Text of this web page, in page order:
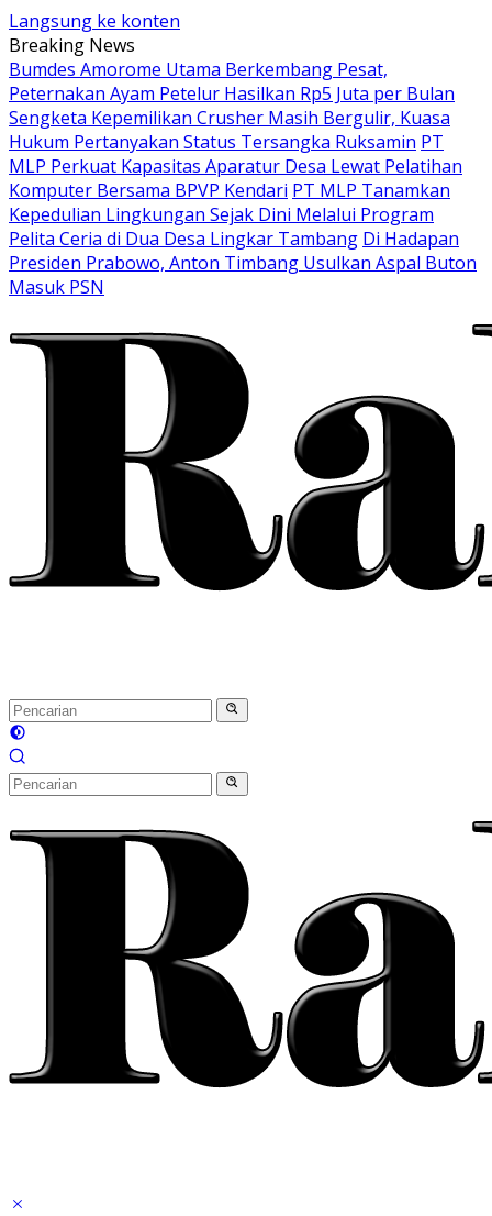
Langsung ke konten
Breaking News
Bumdes Amorome Utama Berkembang Pesat,
Peternakan Ayam Petelur Hasilkan Rp5 Juta per Bulan
Sengketa Kepemilikan Crusher Masih Bergulir, Kuasa
Hukum Pertanyakan Status Tersangka Ruksamin PT
MLP Perkuat Kapasitas Aparatur Desa Lewat Pelatihan
Komputer Bersama BPVP Kendari PT MLP Tanamkan
Kepedulian Lingkungan Sejak Dini Melalui Program
Pelita Ceria di Dua Desa Lingkar Tambang Di Hadapan
Presiden Prabowo, Anton Timbang Usulkan Aspal Buton
Masuk PSN